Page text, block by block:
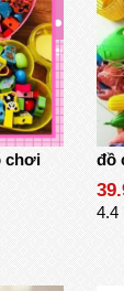
chơi
đồ
4.4